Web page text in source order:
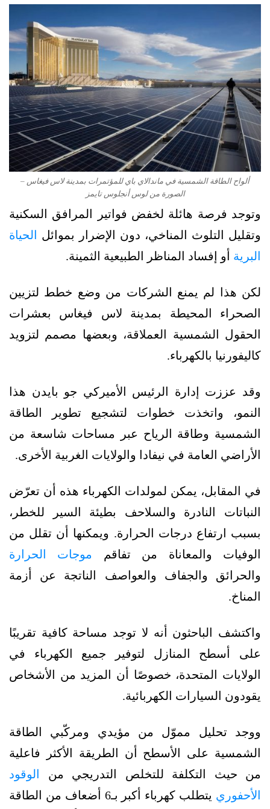
ألواح الطاقة الشمسية في ماندالاي باي للمؤتمرات بمدينة لاس فيغاس –
الصورة من لوس أنجلوس تايمز
وتوجد فرصة هائلة لخفض فواتير المرافق السكنية
وتقليل التلوث المناخي، دون الإضرار بموائل
الحياة
البرية أو إفساد المناظر الطبيعية الثمينة.
لكن هذا لم يمنع الشركات من وضع خطط لتزيين
الصحراء المحيطة بمدينة لاس فيغاس بعشرات
الحقول الشمسية العملاقة، وبعضها مصمم لتزويد
كاليفورنيا بالكهرباء.
وقد عززت إدارة الرئيس الأميركي جو بايدن هذا
النمو، واتخذت خطوات لتشجيع تطوير الطاقة
الشمسية وطاقة الرياح عبر مساحات شاسعة من
الأراضي العامة في نيفادا والولايات الغربية الأخرى.
في المقابل، يمكن لمولدات الكهرباء هذه أن تعرّض
النباتات النادرة والسلاحف بطيئة السير للخطر،
بسبب ارتفاع درجات الحرارة. ويمكنها أن تقلل من
الوفيات والمعاناة من تفاقم
موجات الحرارة
والحرائق والجفاف والعواصف الناتجة عن أزمة
المناخ.
واكتشف الباحثون أنه لا توجد مساحة كافية تقريبًا
على أسطح المنازل لتوفير جميع الكهرباء في
الولايات المتحدة، خصوصًا أن المزيد من الأشخاص
يقودون السيارات الكهربائية.
ووجد تحليل مموّل من مؤيدي ومركّبي الطاقة
الشمسية على الأسطح أن الطريقة الأكثر فاعلية
من حيث التكلفة للتخلص التدريجي من
الوقود
الأحفوري
يتطلب كهرباء أكبر بـ6 أضعاف من الطاقة